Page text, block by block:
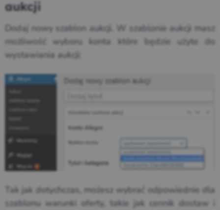
aukcji
Dodaj nowy szablon aukcji. W szablonie aukcji masz
możliwość wyboru konta które będzie użyte do
wystawiania aukcji:
Tak jak dotychczas, możesz wybrać odpowiednie dla
szablonu warunki oferty, takie jak cennik dostaw i